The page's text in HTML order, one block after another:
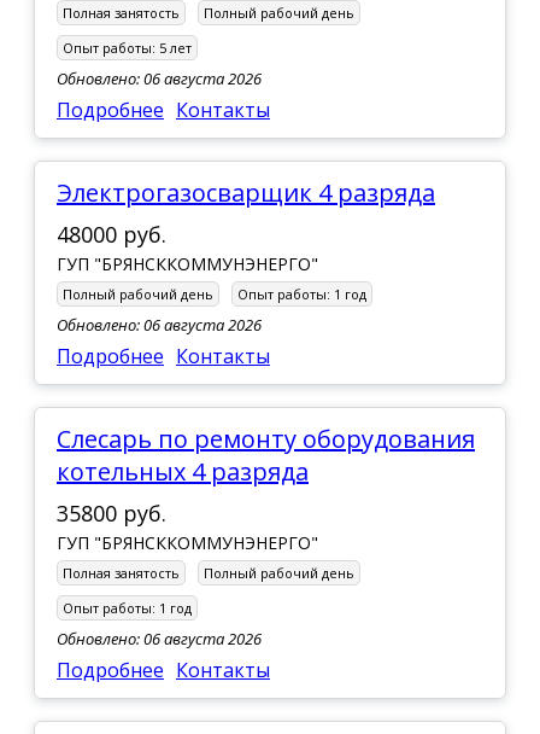
Полная занятость
Полный рабочий день
Опыт работы: 5 лет
Обновлено: 06 августа 2026
Подробнее Контакты
электрогазосварщик 4 разряда
48000 руб.
ГУП "БРЯНСККОММУНЭНЕРГО"
Полный рабочий день Опыт работы: 1 год
Обновлено: 06 августа 2026
Подробнее Контакты
слесарь по ремонту оборудования
котельных 4 разряда
35800 руб.
ГУП "БРЯНСККОММУНЭНЕРГО"
Полная занятость
Полный рабочий день
Опыт работы: 1 год
Обновлено: 06 августа 2026
Подробнее Контакты